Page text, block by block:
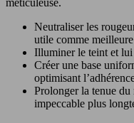
méticuleuse.
Neutraliser les
utile comme
Illuminer le teint et lui
Créer une base
optimisant
Prolonger la tenue du
impeccable plus